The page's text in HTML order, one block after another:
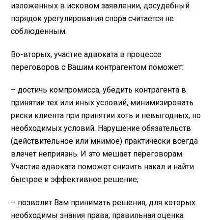
изложенных в исковом заявлении, досудебный
порядок урегулирования спора считается не
соблюденным.
Во-вторых, участие адвоката в процессе
переговоров с Вашим контрагентом поможет:
– достичь компромисса, убедить контрагента в
принятии тех или иных условий, минимизировать
риски клиента при принятии хоть и невыгодных, но
необходимых условий. Нарушение обязательств
(действительное или мнимое) практически всегда
влечет неприязнь. И это мешает переговорам.
Участие адвоката поможет снизить накал и найти
быстрое и эффективное решение;
– позволит Вам принимать решения, для которых
необходимы знания права, правильная оценка